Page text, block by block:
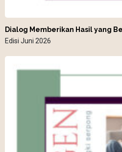
Dialog Memberikan Hasil yang
Edisi Juni 2026